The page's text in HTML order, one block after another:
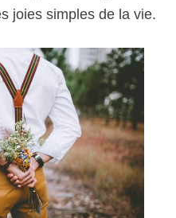
joies simples de la vie.